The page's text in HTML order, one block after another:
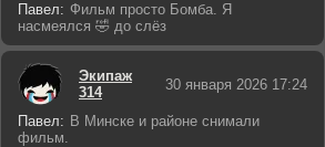
Павел: Фильм просто Бомба. Я
насмеялся 🤣 до слёз
Экипаж
314
30 января 2026 17:24
Павел: В Минске и районе снимали
фильм.